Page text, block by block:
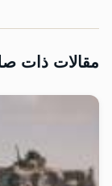
مقالات ذات